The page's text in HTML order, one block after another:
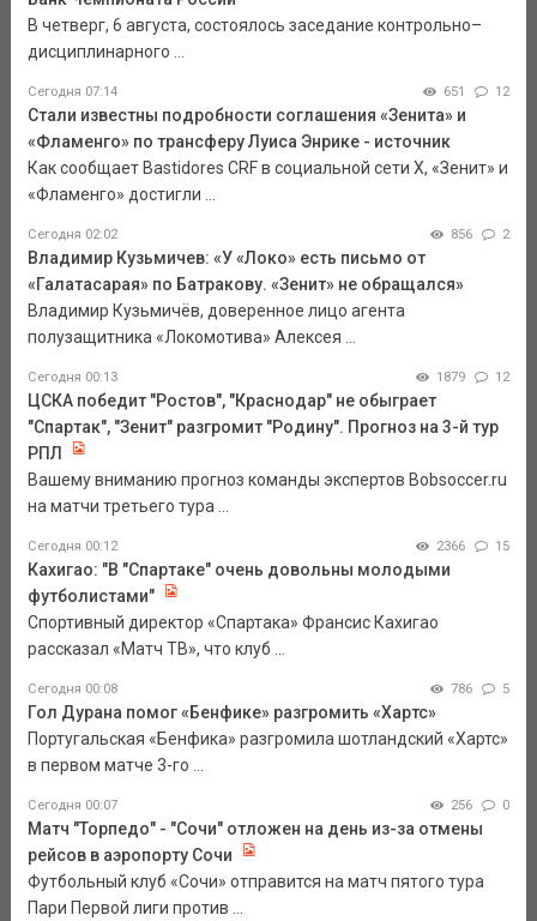
В четверг, 6 августа, состоялось заседание контрольно–
дисциплинарного ...
Сегодня 07:14 651 12
Стали известны подробности соглашения «Зенита» и
«Фламенго» по трансферу Луиса Энрике - источник
Как сообщает Bastidores CRF в социальной сети Х, «Зенит» и
«Фламенго» достигли ...
Сегодня 02:02 856 2
Владимир Кузьмичев: «У «Локо» есть письмо от
«Галатасарая» по Батракову. «Зенит» не обращался»
Владимир Кузьмичёв, доверенное лицо агента
полузащитника «Локомотива» Алексея ...
Сегодня 00:13 1879 12
ЦСКА победит "Ростов", "Краснодар" не обыграет
"Спартак", "Зенит" разгромит "Родину". Прогноз на 3-й тур
РПЛ
Вашему вниманию прогноз команды экспертов Bobsoccer.ru
на матчи третьего тура ...
Сегодня 00:12 2366 15
Кахигао: "В "Спартаке" очень довольны молодыми
футболистами"
Спортивный директор «Спартака» Франсис Кахигао
рассказал «Матч ТВ», что клуб ...
Сегодня 00:08 786 5
Гол Дурана помог «Бенфике» разгромить «Хартс»
Португальская «Бенфика» разгромила шотландский «Хартс»
в первом матче 3-го ...
Сегодня 00:07 256 0
Матч "Торпедо" - "Сочи" отложен на день из-за отмены
рейсов в аэропорту Сочи
Футбольный клуб «Сочи» отправится на матч пятого тура
Пари Первой лиги против ...